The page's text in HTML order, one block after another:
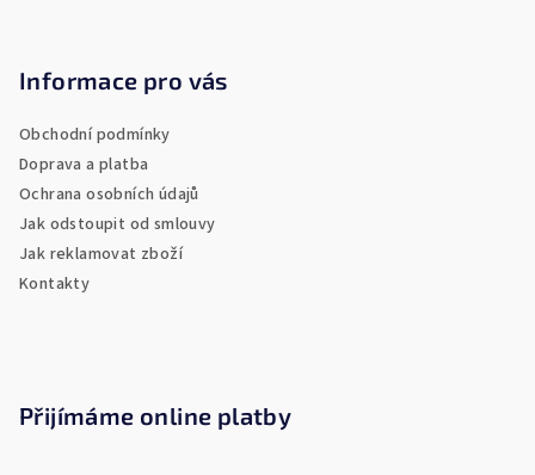
Informace pro vás
Obchodní podmínky
Doprava a platba
Ochrana osobních údajů
Jak odstoupit od smlouvy
Jak reklamovat zboží
Kontakty
Přijímáme online platby